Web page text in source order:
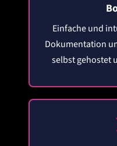
Einfache und
Dokumentation
selbst gehostet